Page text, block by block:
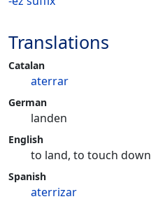
Translations
Catalan
aterrar
German
landen
English
to land, to touch down
Spanish
aterrizar